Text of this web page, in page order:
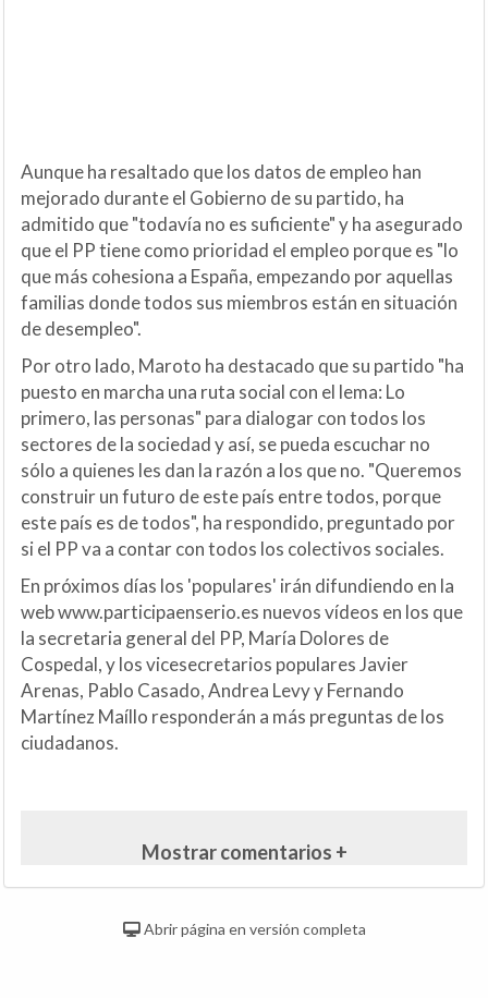
Aunque ha resaltado que los datos de empleo han
mejorado durante el Gobierno de su partido, ha
admitido que "todavía no es suficiente" y ha asegurado
que el PP tiene como prioridad el empleo porque es "lo
que más cohesiona a España, empezando por aquellas
familias donde todos sus miembros están en situación
de desempleo".
Por otro lado, Maroto ha destacado que su partido "ha
puesto en marcha una ruta social con el lema: Lo
primero, las personas" para dialogar con todos los
sectores de la sociedad y así, se pueda escuchar no
sólo a quienes les dan la razón a los que no. "Queremos
construir un futuro de este país entre todos, porque
este país es de todos", ha respondido, preguntado por
si el PP va a contar con todos los colectivos sociales.
En próximos días los 'populares' irán difundiendo en la
web www.participaenserio.es nuevos vídeos en los que
la secretaria general del PP, María Dolores de
Cospedal, y los vicesecretarios populares Javier
Arenas, Pablo Casado, Andrea Levy y Fernando
Martínez Maíllo responderán a más preguntas de los
ciudadanos.
Mostrar comentarios +
Abrir página en versión completa